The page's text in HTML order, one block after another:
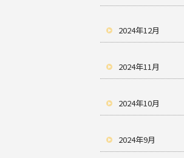
2024年12月
2024年11月
2024年10月
2024年9月